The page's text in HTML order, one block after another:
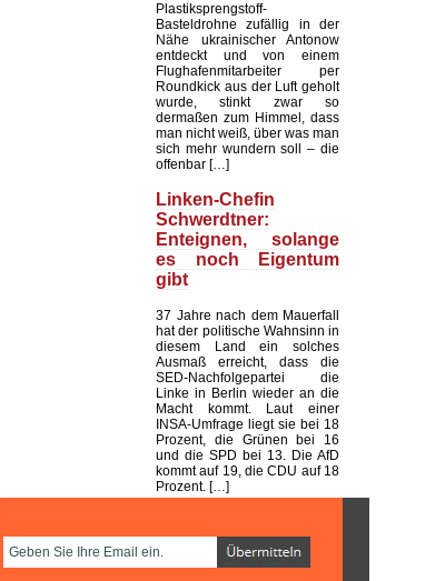
Plastiksprengstoff-
Basteldrohne zufällig in der
Nähe ukrainischer Antonow
entdeckt und von einem
Flughafenmitarbeiter per
Roundkick aus der Luft geholt
wurde, stinkt zwar so
dermaßen zum Himmel, dass
man nicht weiß, über was man
sich mehr wundern soll – die
offenbar […]
Linken-Chefin
Schwerdtner:
Enteignen, solange
es noch Eigentum
gibt
37 Jahre nach dem Mauerfall
hat der politische Wahnsinn in
diesem Land ein solches
Ausmaß erreicht, dass die
SED-Nachfolgepartei die
Linke in Berlin wieder an die
Macht kommt. Laut einer
INSA-Umfrage liegt sie bei 18
Prozent, die Grünen bei 16
und die SPD bei 13. Die AfD
kommt auf 19, die CDU auf 18
Prozent. […]